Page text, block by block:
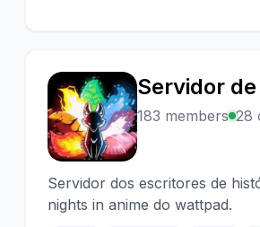
S
Servidor
183 members 28
Servidor dos escritores de
nights in anime do wattpad.